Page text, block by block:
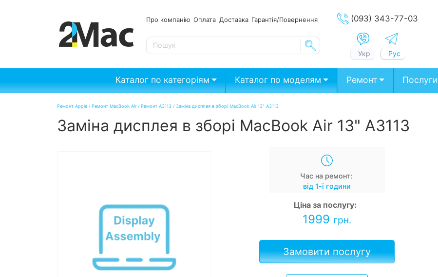
Про компанію Оплата Доставка Гарантія/Повернення
SE
(093) 343-77-03
Укр Рус
Каталог по категоріям Каталог по моделям Ремонт Послуги
Ремонт Apple / Ремонт MacBook Air / Ремонт A3113 / Заміна дисплея в зборі MacBook Air 13" А3113
Заміна дисплея в зборі MacBook Air 13" А3113
Час на ремонт:
від 1-ї години
Ціна за послугу:
1999 грн.
Замовити послугу